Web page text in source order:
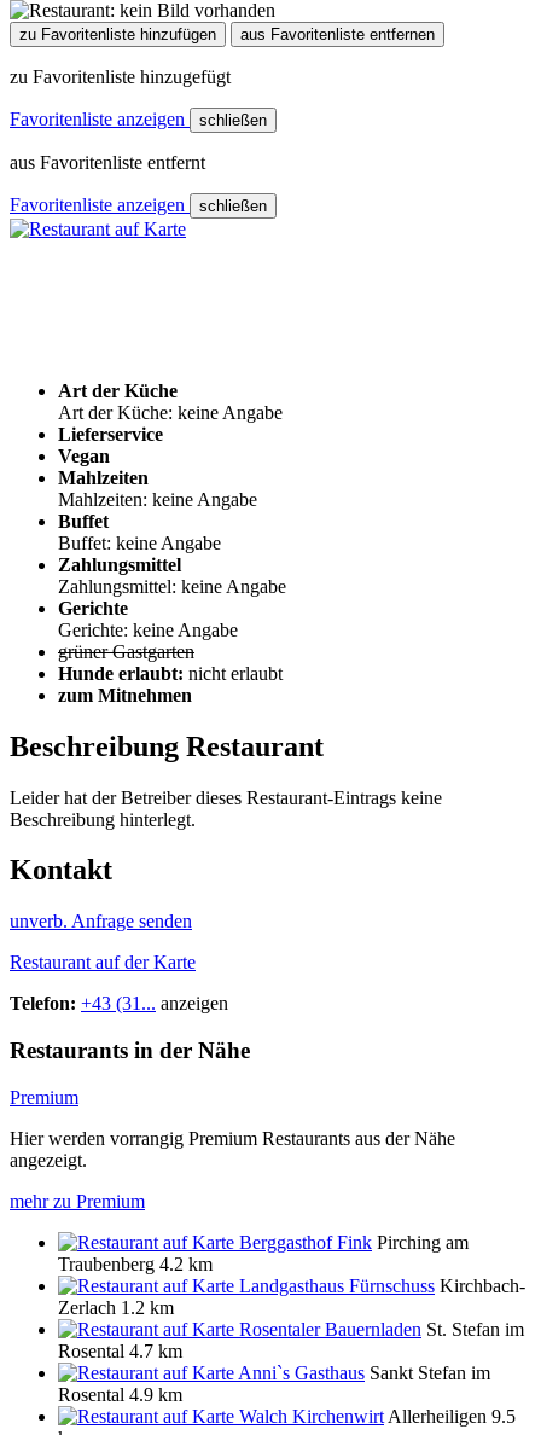
zu Favoritenliste hinzufügen aus Favoritenliste entfernen
zu Favoritenliste hinzugefügt
Favoritenliste anzeigen schließen
aus Favoritenliste entfernt
Favoritenliste anzeigen schließen
Art der Küche
Art der Küche: keine Angabe
Lieferservice
Vegan
Mahlzeiten
Mahlzeiten: keine Angabe
Buffet
Buffet: keine Angabe
Zahlungsmittel
Zahlungsmittel: keine Angabe
Gerichte
Gerichte: keine Angabe
grüner Gastgarten
Hunde erlaubt: nicht erlaubt
zum Mitnehmen
Beschreibung Restaurant
Leider hat der Betreiber dieses Restaurant-Eintrags keine
Beschreibung hinterlegt.
Kontakt
unverb. Anfrage senden
Restaurant auf der Karte
Telefon: +43 (31... anzeigen
Restaurants in der Nähe
Premium
Hier werden vorrangig Premium Restaurants aus der Nähe
angezeigt.
mehr zu Premium
Berggasthof Fink Pirching am
Traubenberg 4.2 km
Landgasthaus Fürnschuss Kirchbach-
Zerlach 1.2 km
Rosentaler Bauernladen St. Stefan im
Rosental 4.7 km
Anni`s Gasthaus Sankt Stefan im
Rosental 4.9 km
Walch Kirchenwirt Allerheiligen 9.5